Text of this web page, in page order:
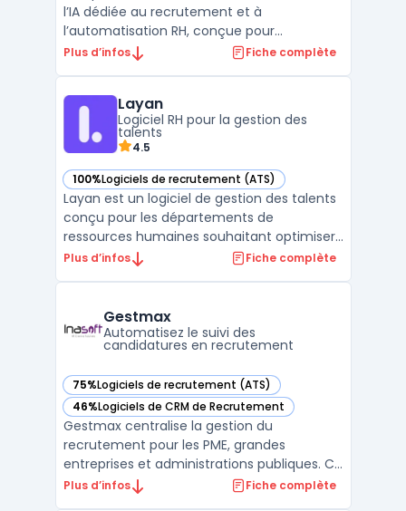
l’IA dédiée au recrutement et à
l’automatisation RH, conçue pour
accompagner les professionnels à chaque
recrutement, Litespace accélère la gestion
et la sélection des candidats ...
Plus d’infos Fiche complète
Layan
Logiciel RH pour la gestion des
talents
4.5
100%Logiciels de recrutement (ATS)
— voir Layan dans cette catégorie
Layan est un logiciel de gestion des talents
conçu pour les départements de
ressources humaines souhaitant optimiser
leurs processus de recrutement et de
complètes, Layan permet une gestion
efficace des talents depuis ...
Plus d’infos Fiche complète
Gestmax
Automatisez le suivi des
candidatures en recrutement
75%Logiciels de recrutement (ATS)
— voir Gestmax dans cette catégorie
46%Logiciels de CRM de Recrutement
— voir Gestmax dans cette catégorie
Gestmax centralise la gestion du
recrutement pour les PME, grandes
entreprises et administrations publiques. Ce
logiciel ATS facilite le suivi et l’optimisation
Plus d’infos Fiche complète